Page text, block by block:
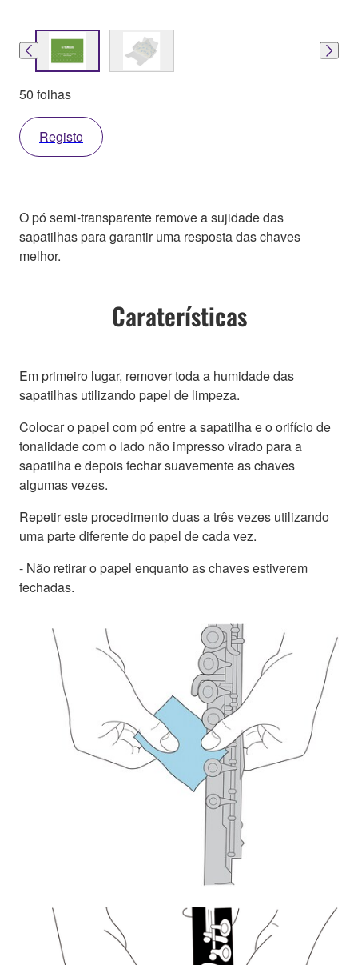
50 folhas
Registo
O pó semi-transparente remove a sujidade das
sapatilhas para garantir uma resposta das chaves
melhor.
Caraterísticas
Em primeiro lugar, remover toda a humidade das
sapatilhas utilizando papel de limpeza.
Colocar o papel com pó entre a sapatilha e o orifício de
tonalidade com o lado não impresso virado para a
sapatilha e depois fechar suavemente as chaves
algumas vezes.
Repetir este procedimento duas a três vezes utilizando
uma parte diferente do papel de cada vez.
- Não retirar o papel enquanto as chaves estiverem
fechadas.